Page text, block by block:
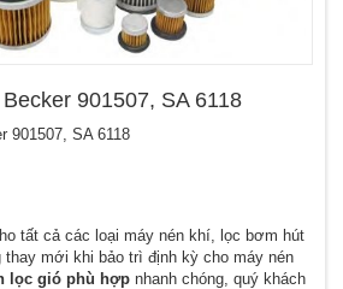
901507, SA 6118
901507, SA 6118
tất cả các loại máy nén khí, lọc bơm hút
mới khi bảo trì định kỳ cho máy nén
lọc gió phù hợp nhanh chóng, quý khách